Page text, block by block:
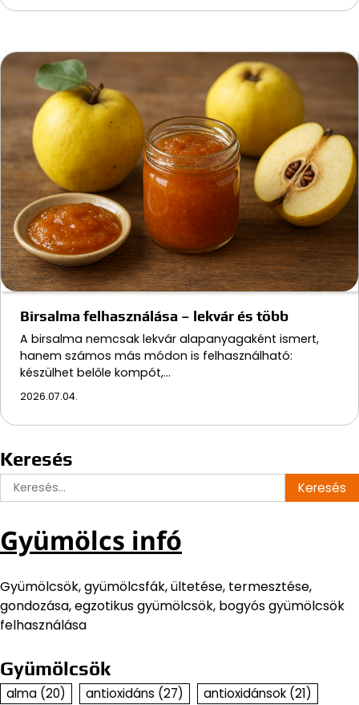
Birsalma felhasználása – lekvár és több
A birsalma nemcsak lekvár alapanyagaként ismert,
hanem számos más módon is felhasználható:
készülhet belőle kompót,…
2026.07.04.
Keresés
Keresés:
Gyümölcs infó
Gyümölcsök, gyümölcsfák, ültetése, termesztése,
gondozása, egzotikus gyümölcsök, bogyós gyümölcsök
felhasználása
Gyümölcsök
alma (20) antioxidáns (27) antioxidánsok (21)